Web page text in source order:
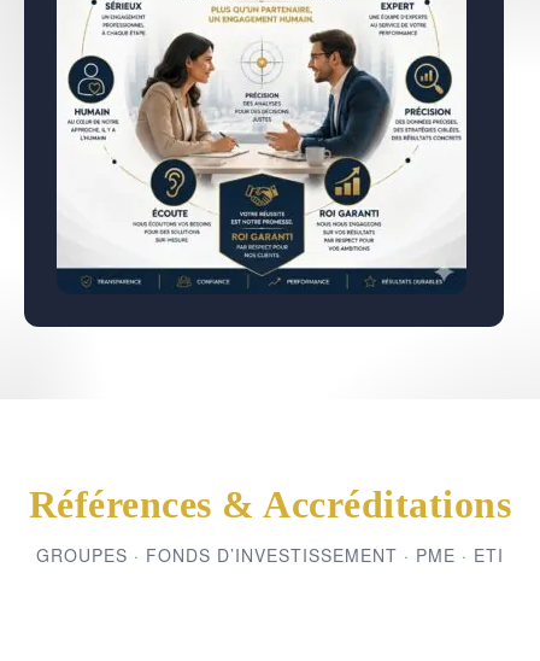
Références & Accréditations
GROUPES · FONDS D’INVESTISSEMENT · PME · ETI